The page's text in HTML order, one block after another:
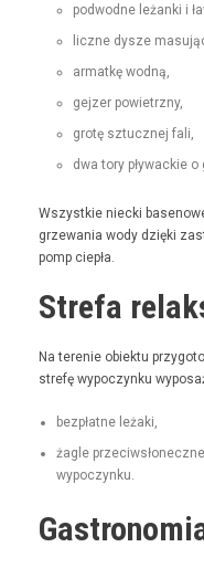
pod­wodne leżan­ki i
liczne dysze
armatkę wod­ną,
gejz­er powietrzny,
grotę sztucznej fali,
dwa tory pływack­ie o
Wszys­tkie niec­ki
grze­wa­nia wody dzię­ki
pomp ciepła.
Strefa
Na tere­nie obiek­tu
stre­fę wypoczynku
bezpłatne leża­ki,
żagle
wypoczynku.